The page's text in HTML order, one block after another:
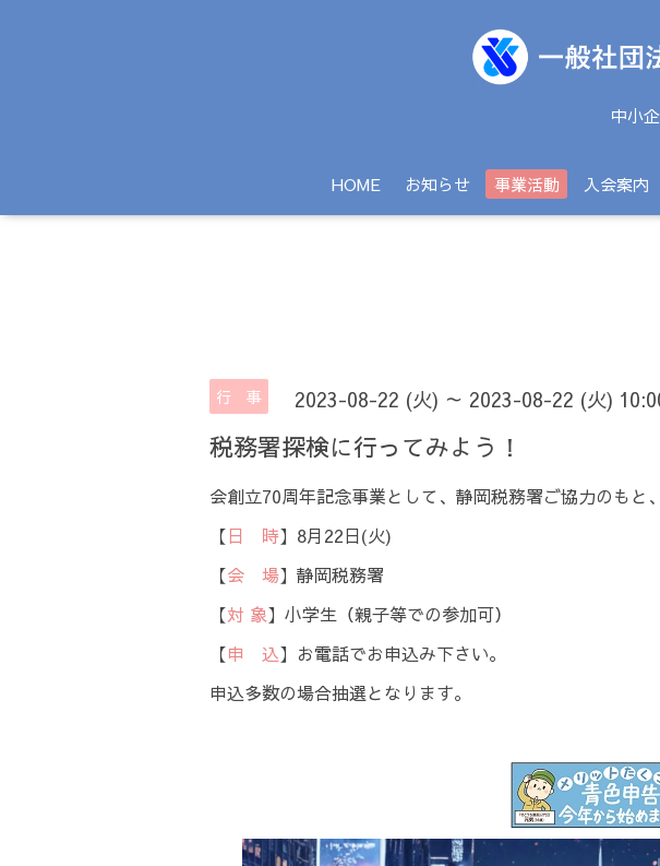
中小
HOME お知らせ 事業活動 入会案内
行 事 2023-08-22 (火) ～ 2023-08-22 (火)
税務署探検に行ってみよう！
会創立70周年記念事業として、静岡税務署ご協力のも
【日 時】8月22日(火)
【会 場】静岡税務署
【対 象】小学生（親子等での参加可）
【申 込】お電話でお申込み下さい。
申込多数の場合抽選となります。